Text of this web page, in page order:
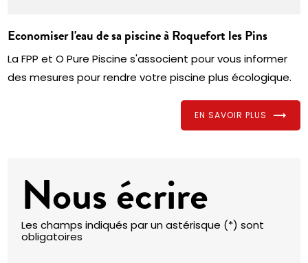
Economiser l'eau de sa piscine à Roquefort les Pins
La FPP et O Pure Piscine s'associent pour vous informer
des mesures pour rendre votre piscine plus écologique.
EN SAVOIR PLUS
Nous écrire
Les champs indiqués par un astérisque (*) sont
obligatoires